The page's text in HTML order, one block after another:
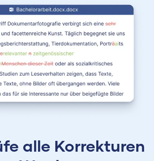
alle Korrekturen